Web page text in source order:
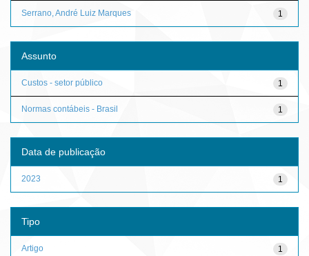
1
Serrano, André Luiz Marques
Assunto
1
Custos - setor público
1
Normas contábeis - Brasil
Data de publicação
1
2023
Tipo
1
Artigo